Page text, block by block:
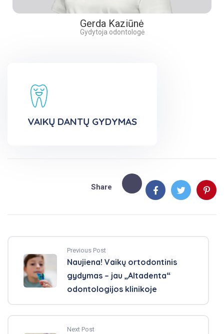
Gerda Kaziūnė
Gydytoja odontologė
VAIKŲ DANTŲ GYDYMAS
Share
Previous Post
Naujiena! Vaikų ortodontinis
gydymas – jau „Altadenta“
odontologijos klinikoje
Next Post